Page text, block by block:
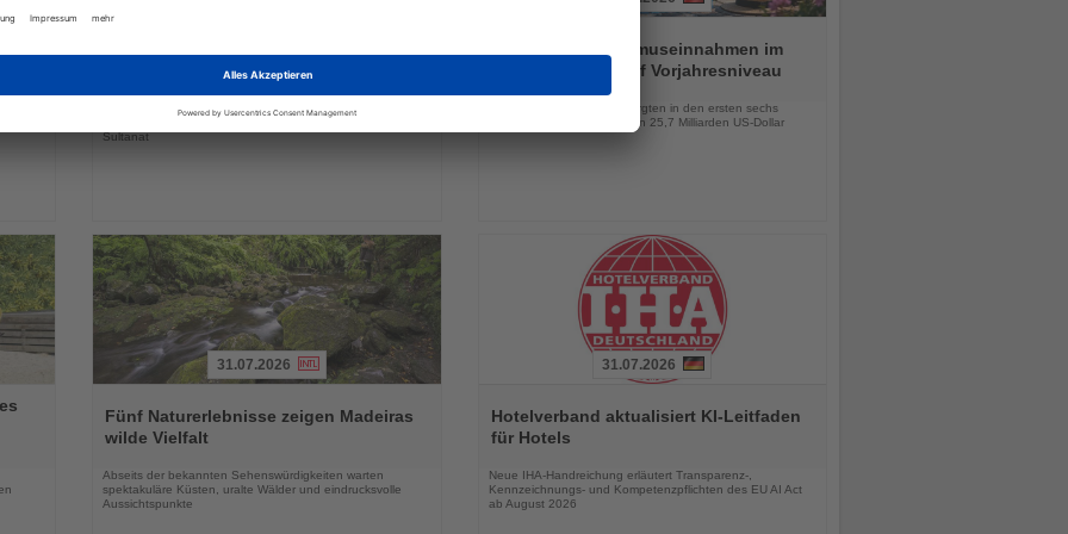
Lesen
Wissen über Oman
Drei Online-Seminare beleuchten Landschaften, Kultur,
Flugverbindungen und außergewöhnliche Reiseformen im
Sultanat
Türkei hält Tourismuseinnahmen im
ersten Halbjahr auf Vorjahresniveau
25,8 Millionen Besucher sorgten in den ersten sechs
Monaten für Einnahmen von 25,7 Milliarden US-Dollar
Sie
die
31.07.2026
Fünf Naturerlebnisse zeigen Madeiras
wilde Vielfalt
Abseits der bekannten Sehenswürdigkeiten warten
spektakuläre Küsten, uralte Wälder und eindrucksvolle
Aussichtspunkte
Sie
die
31.07.2026
Hotelverband aktualisiert KI-Leitfaden
für Hotels
Neue IHA-Handreichung erläutert Transparenz-,
Kennzeichnungs- und Kompetenzpflichten des EU AI Act
ab August 2026